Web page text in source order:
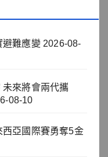
避難應變 2026-08-
來將會兩代攜
08-10
亞國際賽勇奪5金